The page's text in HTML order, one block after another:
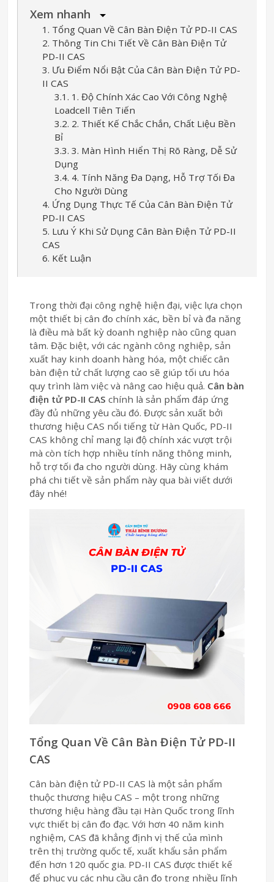
Xem nhanh
1. Tổng Quan Về Cân Bàn Điện Tử PD-II CAS
2. Thông Tin Chi Tiết Về Cân Bàn Điện Tử
PD-II CAS
3. Ưu Điểm Nổi Bật Của Cân Bàn Điện Tử PD-
II CAS
3.1. 1. Độ Chính Xác Cao Với Công Nghệ
Loadcell Tiên Tiến
3.2. 2. Thiết Kế Chắc Chắn, Chất Liệu Bền
Bỉ
3.3. 3. Màn Hình Hiển Thị Rõ Ràng, Dễ Sử
Dụng
3.4. 4. Tính Năng Đa Dạng, Hỗ Trợ Tối Đa
Cho Người Dùng
4. Ứng Dụng Thực Tế Của Cân Bàn Điện Tử
PD-II CAS
5. Lưu Ý Khi Sử Dụng Cân Bàn Điện Tử PD-II
CAS
6. Kết Luận
Trong thời đại công nghệ hiện đại, việc lựa chọn
một thiết bị cân đo chính xác, bền bỉ và đa năng
là điều mà bất kỳ doanh nghiệp nào cũng quan
tâm. Đặc biệt, với các ngành công nghiệp, sản
xuất hay kinh doanh hàng hóa, một chiếc cân
bàn điện tử chất lượng cao sẽ giúp tối ưu hóa
quy trình làm việc và nâng cao hiệu quả. Cân bàn
điện tử PD-II CAS chính là sản phẩm đáp ứng
đầy đủ những yêu cầu đó. Được sản xuất bởi
thương hiệu CAS nổi tiếng từ Hàn Quốc, PD-II
CAS không chỉ mang lại độ chính xác vượt trội
mà còn tích hợp nhiều tính năng thông minh,
hỗ trợ tối đa cho người dùng. Hãy cùng khám
phá chi tiết về sản phẩm này qua bài viết dưới
đây nhé!
Tổng Quan Về Cân Bàn Điện Tử PD-II
CAS
Cân bàn điện tử PD-II CAS là một sản phẩm
thuộc thương hiệu CAS – một trong những
thương hiệu hàng đầu tại Hàn Quốc trong lĩnh
vực thiết bị cân đo đạc. Với hơn 40 năm kinh
nghiệm, CAS đã khẳng định vị thế của mình
trên thị trường quốc tế, xuất khẩu sản phẩm
đến hơn 120 quốc gia. PD-II CAS được thiết kế
để phục vụ các nhu cầu cân đo trong nhiều lĩnh